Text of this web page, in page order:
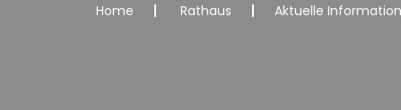
Home Rathaus Aktuelle